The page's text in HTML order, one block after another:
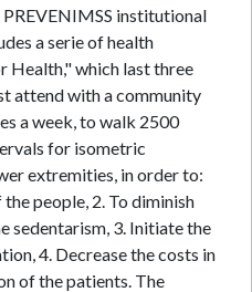
institutional
a serie of health
Health," which last three
attend with a community
a week, to walk 2500
for isometric
extremities, in order to:
people, 2. To diminish
sedentarism, 3. Initiate the
4. Decrease the costs in
of the patients. The